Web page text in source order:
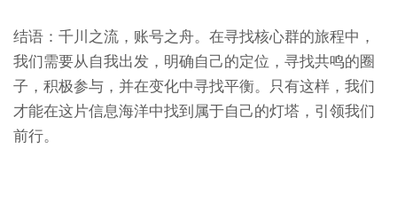
结语：千川之流，账号之舟。在寻找核心群的旅程中，
我们需要从自我出发，明确自己的定位，寻找共鸣的圈
子，积极参与，并在变化中寻找平衡。只有这样，我们
才能在这片信息海洋中找到属于自己的灯塔，引领我们
前行。